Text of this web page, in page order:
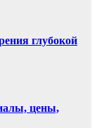
глубокой
цены,